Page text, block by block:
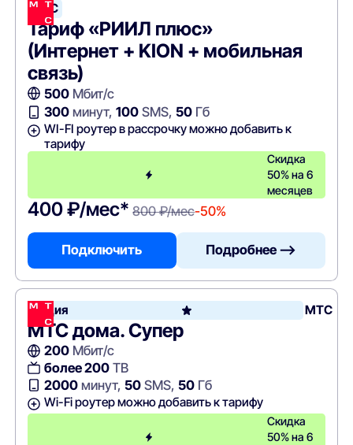
МТС
Тариф «РИИЛ плюс»
(Интернет + KION + мобильная
связь)
500Мбит/с
300минут, 100SMS, 50Гб
WI-FI роутер в рассрочку можно добавить к
тарифу
Скидка
50% на 6
месяцев
400 ₽/мес* 800 ₽/мес-50%
Подключить Подробнее —>
Акция МТС
МТС дома. Супер
200Мбит/с
более 200ТВ
2000минут, 50SMS, 50Гб
Wi-Fi роутер можно добавить к тарифу
Скидка
50% на 6